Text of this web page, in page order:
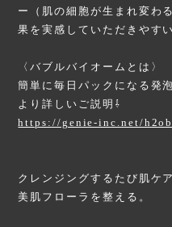
ー（肌の細胞が生まれ変わ
果を実感していただきやす
〈バブルバイオームとは〉
簡単に毎日パックになる発
より詳しいご説明⇩
https://genie-inc.net/
クレンジングするたび肌ケ
美肌フローラを整える。